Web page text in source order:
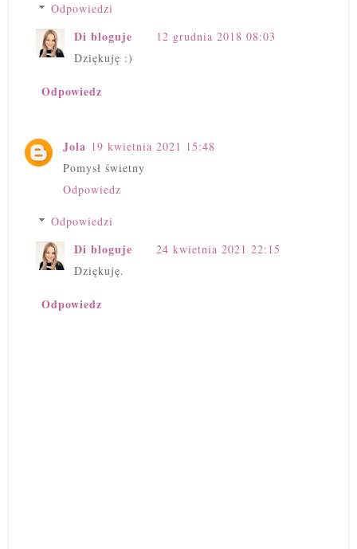
Odpowiedzi
Di bloguje
12 grudnia 2018 08:03
Dziękuję :)
Odpowiedz
Jola 19 kwietnia 2021 15:48
Pomysł świetny
Odpowiedz
Odpowiedzi
Di bloguje
24 kwietnia 2021 22:15
Dziękuję.
Odpowiedz